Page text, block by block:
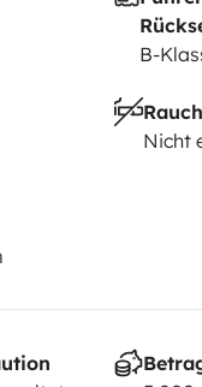
B-
Nicht